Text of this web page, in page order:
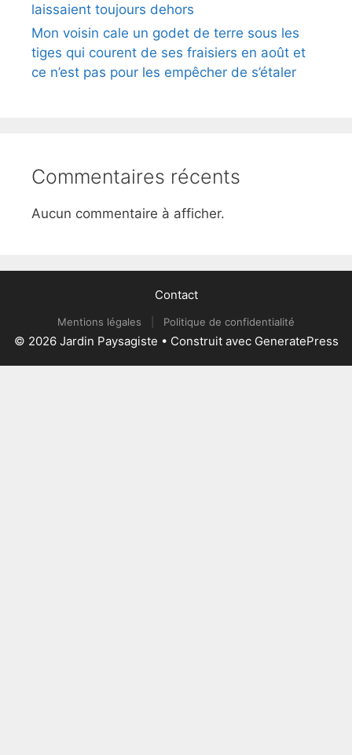
laissaient toujours dehors
Mon voisin cale un godet de terre sous les
tiges qui courent de ses fraisiers en août et
ce n’est pas pour les empêcher de s’étaler
Commentaires récents
Aucun commentaire à afficher.
Contact
Mentions légales Politique de confidentialité
© 2026 Jardin Paysagiste • Construit avec GeneratePress